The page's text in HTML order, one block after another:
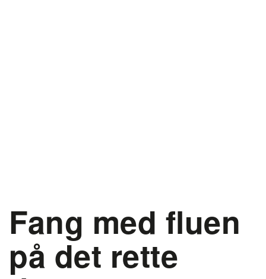
Fang med fluen
på det rette